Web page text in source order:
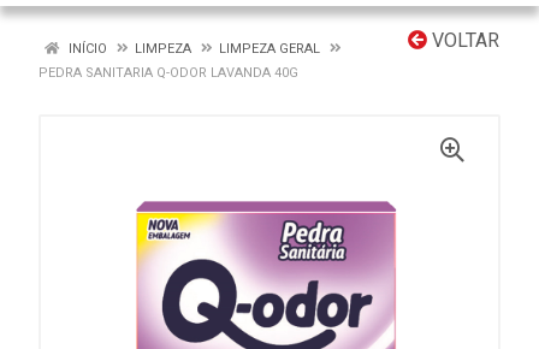
VOLTAR
INÍCIO LIMPEZA
LIMPEZA GERAL
PEDRA SANITARIA Q-ODOR LAVANDA 40G